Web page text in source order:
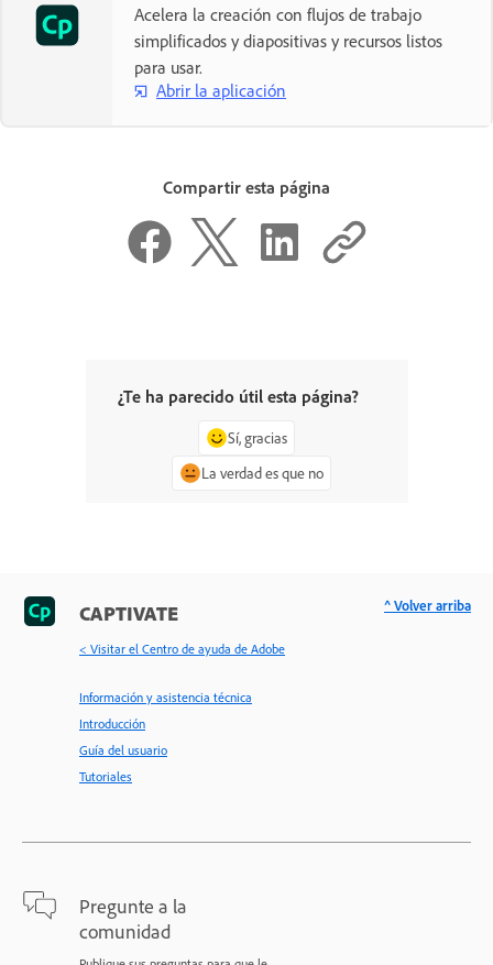
Acelera la creación con flujos de trabajo
simplificados y diapositivas y recursos listos
para usar.
Abrir la aplicación
Compartir esta página
¿Te ha parecido útil esta página?
Sí, gracias
La verdad es que no
CAPTIVATE
< Visitar el Centro de ayuda de Adobe
Información y asistencia técnica
Introducción
Guía del usuario
Tutoriales
Pregunte a la
comunidad
^ Volver arriba